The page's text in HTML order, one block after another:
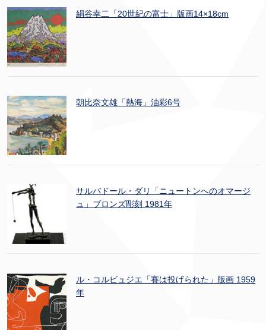
絹谷幸二「20世紀の富士」版画14×18cm
朝比奈文雄「熱海」油彩6号
サルバドール・ダリ「ニュートンへのオマージ
ュ」ブロンズ彫刻 1981年
ル・コルビュジエ「賽は投げられた」版画 1959
年